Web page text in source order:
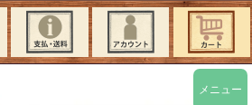
メニュー